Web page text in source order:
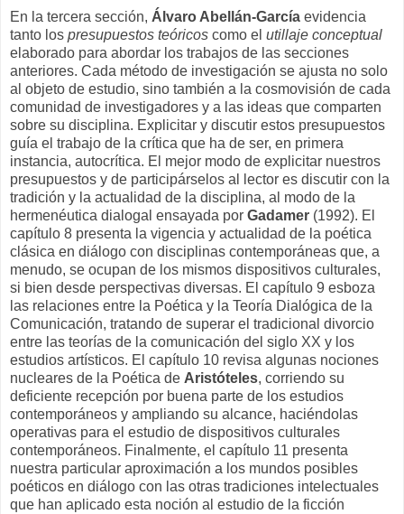
En la tercera sección, Álvaro Abellán-García evidencia
tanto los presupuestos teóricos como el utillaje conceptual
elaborado para abordar los trabajos de las secciones
anteriores. Cada método de investigación se ajusta no solo
al objeto de estudio, sino también a la cosmovisión de cada
comunidad de investigadores y a las ideas que comparten
sobre su disciplina. Explicitar y discutir estos presupuestos
guía el trabajo de la crítica que ha de ser, en primera
instancia, autocrítica. El mejor modo de explicitar nuestros
presupuestos y de participárselos al lector es discutir con la
tradición y la actualidad de la disciplina, al modo de la
hermenéutica dialogal ensayada por Gadamer (1992). El
capítulo 8 presenta la vigencia y actualidad de la poética
clásica en diálogo con disciplinas contemporáneas que, a
menudo, se ocupan de los mismos dispositivos culturales,
si bien desde perspectivas diversas. El capítulo 9 esboza
las relaciones entre la Poética y la Teoría Dialógica de la
Comunicación, tratando de superar el tradicional divorcio
entre las teorías de la comunicación del siglo XX y los
estudios artísticos. El capítulo 10 revisa algunas nociones
nucleares de la Poética de Aristóteles, corriendo su
deficiente recepción por buena parte de los estudios
contemporáneos y ampliando su alcance, haciéndolas
operativas para el estudio de dispositivos culturales
contemporáneos. Finalmente, el capítulo 11 presenta
nuestra particular aproximación a los mundos posibles
poéticos en diálogo con las otras tradiciones intelectuales
que han aplicado esta noción al estudio de la ficción